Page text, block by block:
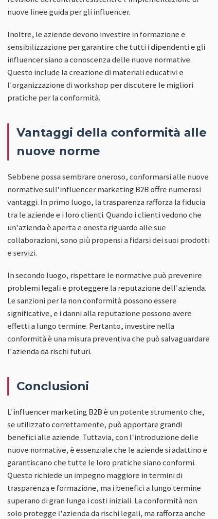
nuove linee guida per gli influencer.
Inoltre, le aziende devono investire in formazione e
sensibilizzazione per garantire che tutti i dipendenti e gli
influencer siano a conoscenza delle nuove normative.
Questo include la creazione di materiali educativi e
l'organizzazione di workshop per discutere le migliori
pratiche per la conformità.
Vantaggi della conformità alle
nuove norme
Sebbene possa sembrare oneroso, conformarsi alle nuove
normative sull'influencer marketing B2B offre numerosi
vantaggi. In primo luogo, la trasparenza rafforza la fiducia
tra le aziende e i loro clienti. Quando i clienti vedono che
un'azienda è aperta e onesta riguardo alle sue
collaborazioni, sono più propensi a fidarsi dei suoi prodotti
e servizi.
In secondo luogo, rispettare le normative può prevenire
problemi legali e proteggere la reputazione dell'azienda.
Le sanzioni per la non conformità possono essere
significative, e i danni alla reputazione possono avere
effetti a lungo termine. Pertanto, investire nella
conformità è una misura preventiva che può salvaguardare
l'azienda da rischi futuri.
Conclusioni
L'influencer marketing B2B è un potente strumento che,
se utilizzato correttamente, può apportare grandi
benefici alle aziende. Tuttavia, con l'introduzione delle
nuove normative, è essenziale che le aziende si adattino e
garantiscano che tutte le loro pratiche siano conformi.
Questo richiede un impegno maggiore in termini di
trasparenza e formazione, ma i benefici a lungo termine
superano di gran lunga i costi iniziali. La conformità non
solo protegge l'azienda da rischi legali, ma rafforza anche